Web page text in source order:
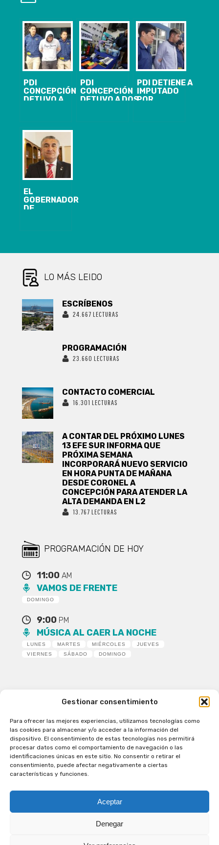
Gestionar consentimiento
Para ofrecer las mejores experiencias, utilizamos tecnologías como
las cookies para almacenar y/o acceder a la información del
dispositivo. El consentimiento de estas tecnologías nos permitirá
procesar datos como el comportamiento de navegación o las
identificaciones únicas en este sitio. No consentir o retirar el
consentimiento, puede afectar negativamente a ciertas
características y funciones.
Aceptar
Denegar
PDI
CONCEPCIÓN
DETUVO A
CAJA DE
COMPENSACIÓN
LOS ANDES
PDI
CONCEPCIÓN
DETUVO A DOS
PDI DETIENE A
IMPUTADO
POR
EL
GOBERNADOR
DE
LO MÁS LEIDO
ESCRÍBENOS
24.667 LECTURAS
PROGRAMACIÓN
23.660 LECTURAS
CONTACTO COMERCIAL
16.301 LECTURAS
A CONTAR DEL PRÓXIMO LUNES
13 EFE SUR INFORMA QUE
PRÓXIMA SEMANA
INCORPORARÁ NUEVO SERVICIO
EN HORA PUNTA DE MAÑANA
DESDE CORONEL A
CONCEPCIÓN PARA ATENDER LA
ALTA DEMANDA EN L2
13.767 LECTURAS
PROGRAMACIÓN DE HOY
11:00 AM
VAMOS DE FRENTE
DOMINGO
9:00 PM
MÚSICA AL CAER LA NOCHE
LUNES MARTES MIÉRCOLES
JUEVES
VIERNES
SÁBADO DOMINGO
Patagual Radio Digital 2026 - Todos los derechos
reservados
la Radio de Verdad
Cobertura
Programación
Escríbenos